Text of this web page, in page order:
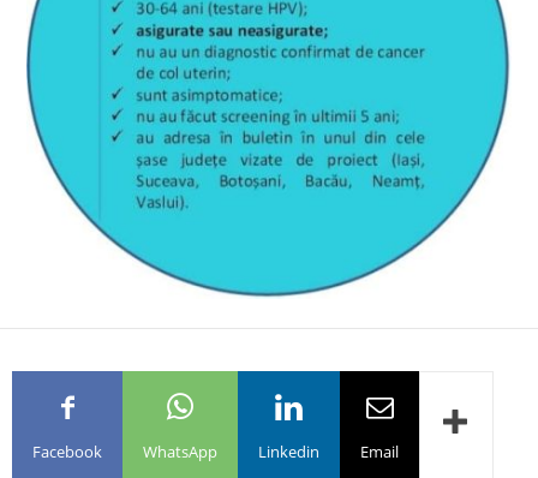
Facebook WhatsApp Linkedin Email